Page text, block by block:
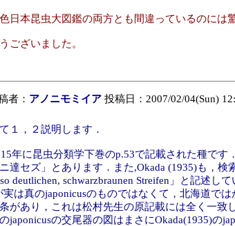
本昆虫大図鑑の両方とも間違っているのには驚
ございました。
者： アノニモミイア投稿日：2007/02/04(Sun)
１，２説明します．
年に昆虫分類学下巻のp.53で記載された種で
達セズ」とあります．また,Okada (1935)も，検
deutlichen, schwarzbraunen Streifen」と記述
は真のjaponicusのものではなくて，北海道で
があり，これは松村先生の原記載には全く一
japonicusの交尾器の図はまさにOkada(1935)の